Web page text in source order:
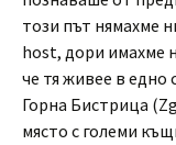
този път нямахме
host, дори имахме
че тя живее в едно
Горна Бистрица
място с големи